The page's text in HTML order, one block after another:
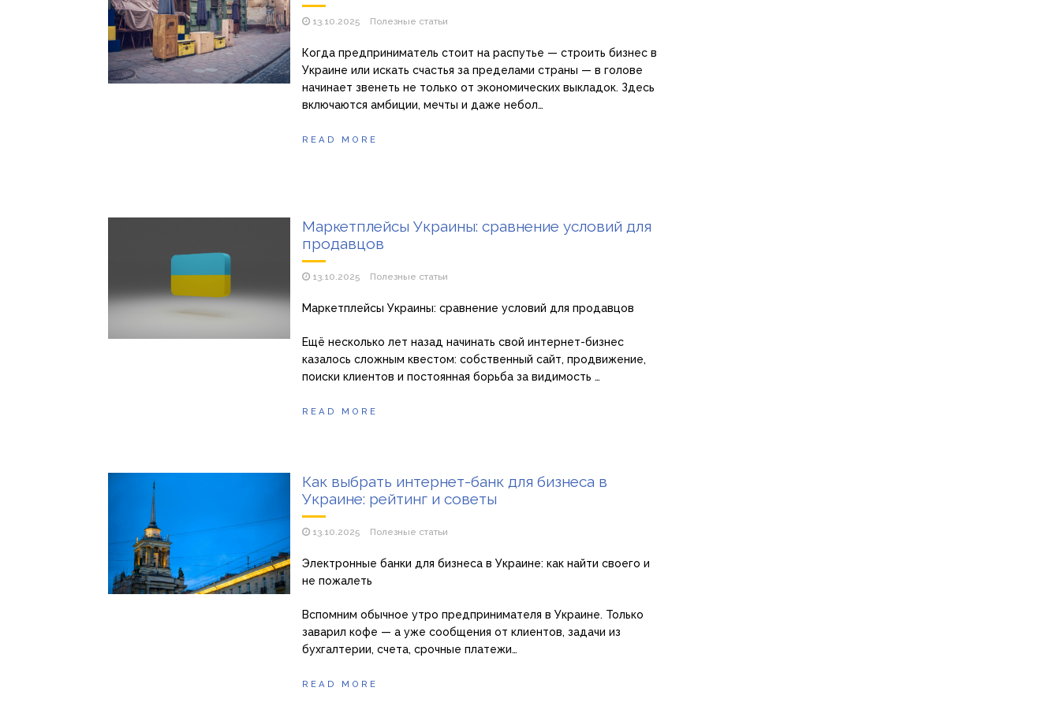
13.10.2025 Полезные статьи
Когда предприниматель стоит на распутье — строить бизнес в
Украине или искать счастья за пределами страны — в голове
начинает звенеть не только от экономических выкладок. Здесь
включаются амбиции, мечты и даже небол…
READ MORE
Маркетплейсы Украины: сравнение условий для
продавцов
13.10.2025 Полезные статьи
Маркетплейсы Украины: сравнение условий для продавцов
Ещё несколько лет назад начинать свой интернет-бизнес
казалось сложным квестом: собственный сайт, продвижение,
поиски клиентов и постоянная борьба за видимость …
READ MORE
Как выбрать интернет-банк для бизнеса в
Украине: рейтинг и советы
13.10.2025 Полезные статьи
Электронные банки для бизнеса в Украине: как найти своего и
не пожалеть
Вспомним обычное утро предпринимателя в Украине. Только
заварил кофе — а уже сообщения от клиентов, задачи из
бухгалтерии, счета, срочные платежи…
READ MORE